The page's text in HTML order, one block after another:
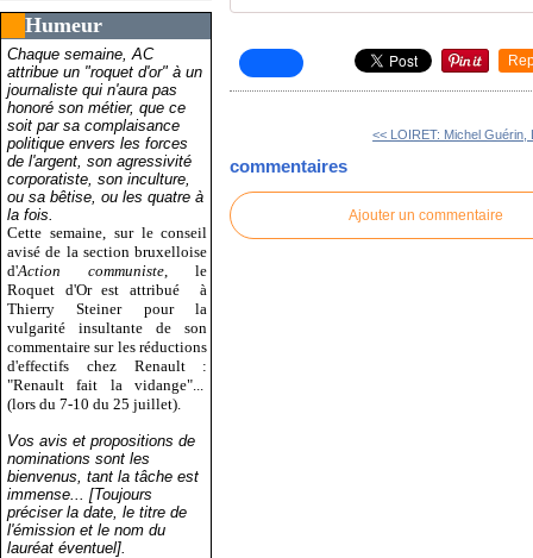
Humeur
Chaque semaine, AC
attribue un "roquet d'or" à un
journaliste qui n'aura pas
honoré son métier, que ce
soit par sa complaisance
politique envers les forces
de l'argent, son agressivité
corporatiste, son inculture,
ou sa bêtise, ou les quatre à
la fois.
Cette semaine, sur le conseil
avisé de la section bruxelloise
d'Action communiste , le
Roquet d'Or est attribué
à
Thierry Steiner pour la
vulgarité insultante de son
commentaire sur les réductions
d'effectifs chez Renault :
"Renault fait la vidange"...
(lors du 7-10 du 25 juillet).
Vos avis et propositions de
nominations sont les
bienvenus, tant la tâche est
immense... [Toujours
préciser la date, le titre de
l'émission et le nom du
lauréat éventuel].
<< LOIRET: Michel Guérin,
commentaires
Ajouter un commentaire